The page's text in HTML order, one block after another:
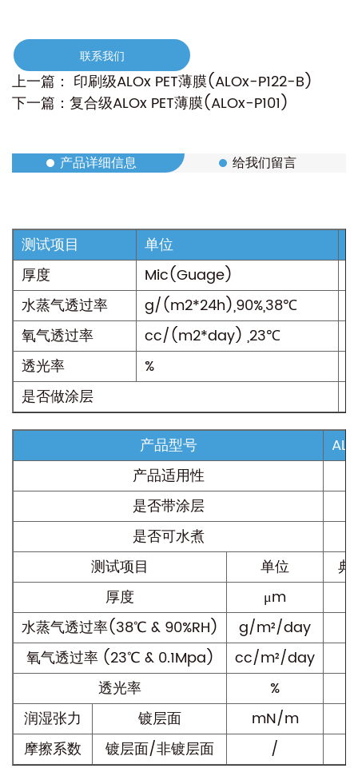
• 接触AlOx涂层面导辊无伤痕、磕伤，辊面光洁；导
辊转动灵活无卡点，导辊之间无速差，运转中无明显
跳动
少。
• 生产过程中，尽可能减小各层薄膜张力，包括PE膜
性。
• 建议产品在使用时拆开包装使用，若使用剩下小卷
膜需重新用铝箔包好，避免涂层受潮影响阻隔性 。
• 不建议用于中间层复合，避免复合膜脱层 。
• 本产品建议3个月内使用，不建议客户留大量库存
。
• 建议干式复合，不建议无溶剂复合 。
联系我们
上一篇： 印刷级ALOx PET薄膜(ALOx-P122-B)
下一篇：复合级ALOx PET薄膜(ALOx-P101)
产品详细信息 给我们留言
测试项目 单位
厚度
Mic(Guage)
水蒸气透过率
g/(m2*24h),90%,38℃
氧气透过率
cc/(m2*day) ,23℃
透光率
%
是否做涂层
产品型号
产品适用性
是否带涂层
是否可水煮
测试项目
单位
典
厚度
μm
水蒸气透过率(38℃ & 90%RH)
g/m²/day
氧气透过率 (23℃ & 0.1Mpa)
cc/m²/day
透光率
%
润湿张力
镀层面 mN/m
摩擦系数
镀层面/非镀层面 /